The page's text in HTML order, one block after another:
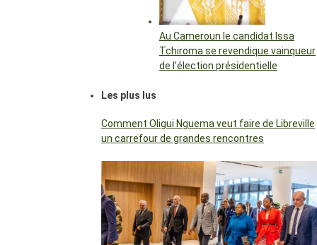
Au Cameroun le candidat Issa
Tchiroma se revendique vainqueur
de l’élection présidentielle
Les plus lus
Comment Oligui Nguema veut faire de Libreville
un carrefour de grandes rencontres